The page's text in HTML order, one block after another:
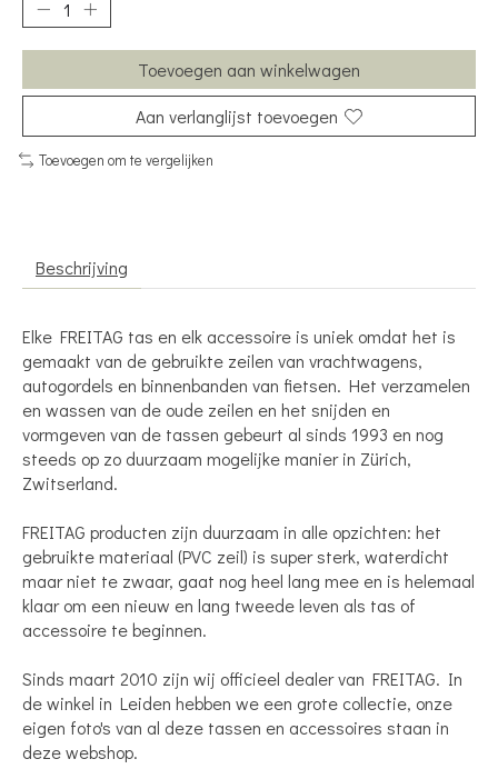
Toevoegen aan winkelwagen
Aan verlanglijst toevoegen
Toevoegen om te vergelijken
Beschrijving
Elke FREITAG tas en elk accessoire is uniek omdat het is
gemaakt van de gebruikte zeilen van vrachtwagens,
autogordels en binnenbanden van fietsen. Het verzamelen
en wassen van de oude zeilen en het snijden en
vormgeven van de tassen gebeurt al sinds 1993 en nog
steeds op zo duurzaam mogelijke manier in Zürich,
Zwitserland.
FREITAG producten zijn duurzaam in alle opzichten: het
gebruikte materiaal (PVC zeil) is super sterk, waterdicht
maar niet te zwaar, gaat nog heel lang mee en is helemaal
klaar om een nieuw en lang tweede leven als tas of
accessoire te beginnen.
Sinds maart 2010 zijn wij officieel dealer van FREITAG. In
de winkel in Leiden hebben we een grote collectie, onze
eigen foto's van al deze tassen en accessoires staan in
deze webshop.